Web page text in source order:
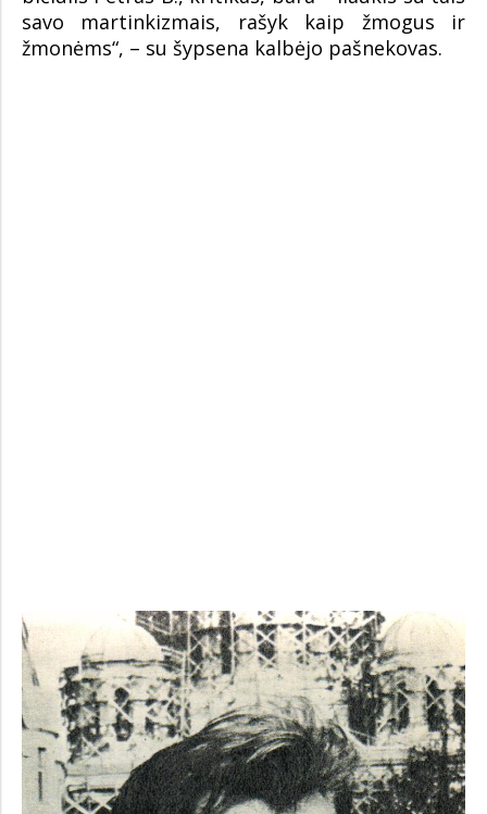
savo martinkizmais, rašyk kaip žmogus ir
žmonėms“, – su šypsena kalbėjo pašnekovas.